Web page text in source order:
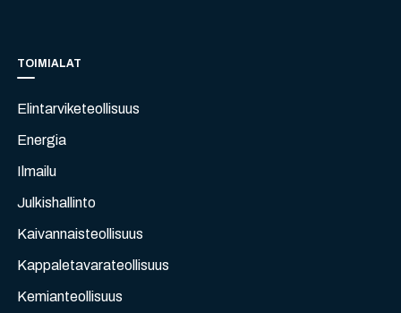
TOIMIALAT
Elintarviketeollisuus
Energia
Ilmailu
Julkishallinto
Kaivannaisteollisuus
Kappaletavarateollisuus
Kemianteollisuus